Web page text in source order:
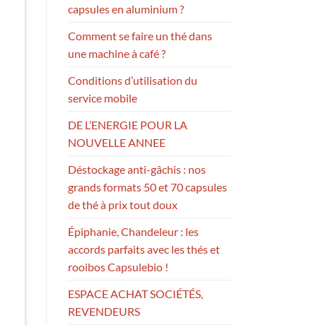
capsules en aluminium ?
Comment se faire un thé dans
une machine à café ?
Conditions d’utilisation du
service mobile
DE L’ENERGIE POUR LA
NOUVELLE ANNEE
Déstockage anti-gâchis : nos
grands formats 50 et 70 capsules
de thé à prix tout doux
Épiphanie, Chandeleur : les
accords parfaits avec les thés et
rooibos Capsulebio !
ESPACE ACHAT SOCIÉTÉS,
REVENDEURS